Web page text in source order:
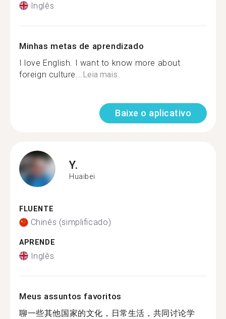
Inglês
Minhas metas de aprendizado
I love English. I want to know more about
foreign culture... Leia mais
Baixe o aplicativo
Y.
Huaibei
FLUENTE
Chinês (simplificado)
APRENDE
Inglês
Meus assuntos favoritos
聊一些其他国家的文化，日常生活，共同讨论学